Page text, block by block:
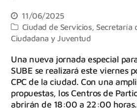
11/06/2025
Ciudad de Servicios Secretaría
Ciudadana y Juventud
Una nueva jornada especial
SUBE se realizará este viernes
CPC de la ciudad. Con una
propuestas, los Centros de
abrirán de 18:00 a 22:00 horas.